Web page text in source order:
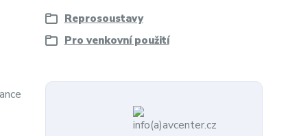
Reprosoustavy
Pro venkovní použití